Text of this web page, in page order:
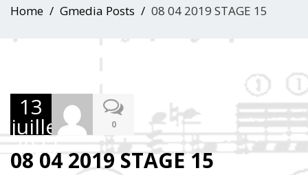
Home Gmedia Posts 08 04 2019 STAGE 15
13
juillet
2023
0
08 04 2019 STAGE 15